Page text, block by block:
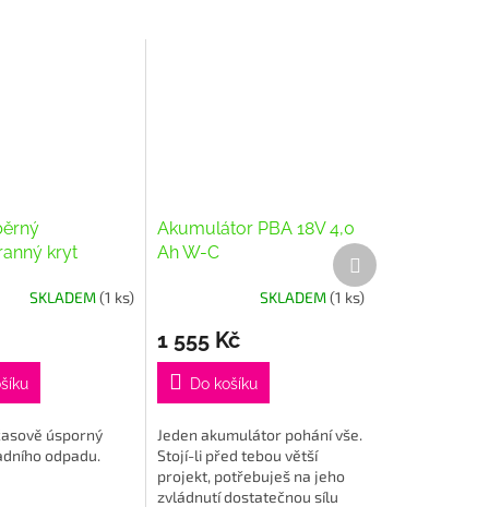
kryt
SKLADEM(1 ks)
úsporný
odpadu.
Akumulátor PBA 18V 4,0
Ah W-C
SKLADEM(1 ks)
1 555 Kč
Do košíku
Jeden akumulátor pohání vše.
Stojí-li před tebou větší
projekt, potřebuješ na jeho
zvládnutí dostatečnou sílu
Další
produkt